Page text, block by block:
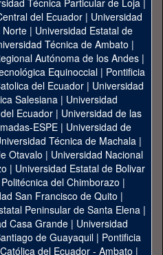
Técnica Particular de Loja|
del Ecuador| Universidad
Norte | Universidad Estatal de
Técnica de Ambato |
Autónoma de los Andes|
Equinoccial| Pontificia
del Ecuador | Universidad
Salesiana | Universidad
Ecuador | Universidad de las
ESPE | Universidad de
Técnica de Machala|
Otavalo | Universidad Nacional
| Universidad Estatal de Bolivar
del Chimborazo |
San Francisco de Quito |
Peninsular de Santa Elena|
Casa Grande | Universidad
de Guayaquil| Pontificia
del Ecuador - Ambato |